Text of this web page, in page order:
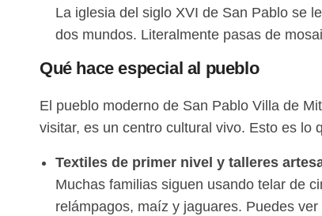
La iglesia del siglo XVI de San Pablo se
dos mundos. Literalmente pasas de
Qué hace especial al pueblo
El pueblo moderno de San Pablo Villa de
visitar, es un centro cultural vivo. Esto es lo
Textiles de primer nivel y talleres
Muchas familias siguen usando telar de
relámpagos, maíz y jaguares. Puedes